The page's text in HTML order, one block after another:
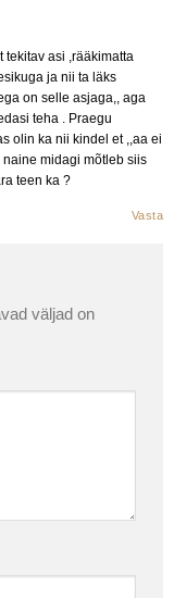
tekitav asi ,rääkimatta
ja nii ta läks
on selle asjaga,, aga
teha . Praegu
olin ka nii kindel et ,,aa ei
naine midagi mõtleb siis
teen ka ?
Vasta
väljad on